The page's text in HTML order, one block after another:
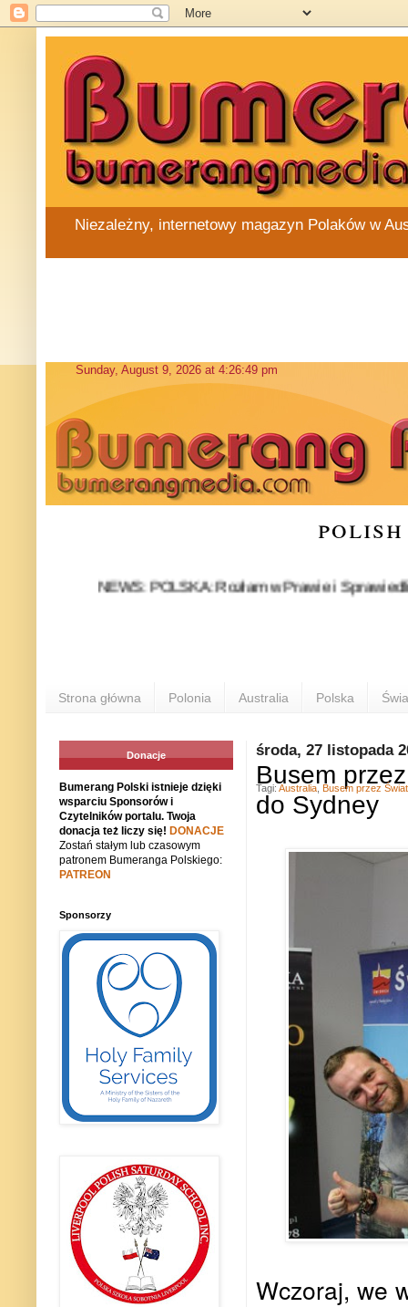
Niezależny, internetowy magazyn Polaków w
NEWS: POLSKA: Rozłam w Prawie i
Strona główna Polonia Australia Polska
środa, 27 listopada
Busem
do Sydney
Wczoraj, we
Tagi: Australia Busem przez Świat
Donacje
Bumerang Polski istnieje dzięki
wsparciu Sponsorów i
Czytelników portalu. Twoja
donacja też liczy się! DONACJE
Zostań stałym lub czasowym
patronem Bumeranga Polskiego:
PATREON
Sponsorzy